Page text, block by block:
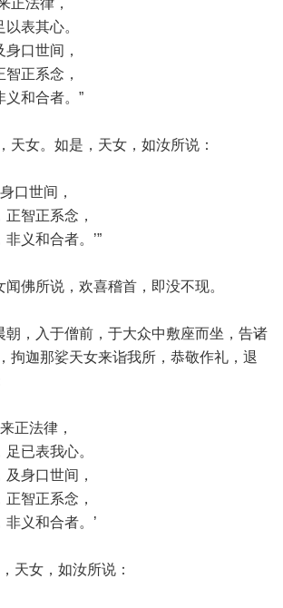
正法律，
表其心。
口世间，
正系念，
和合者。”
天女。如是，天女，如汝所说：
口世间，
智正系念，
义和合者。’”
佛所说，欢喜稽首，即没不现。
朝，入于僧前，于大众中敷座而坐，告诸
拘迦那娑天女来诣我所，恭敬作礼，退
正法律，
已表我心。
身口世间，
智正系念，
义和合者。’
天女，如汝所说：